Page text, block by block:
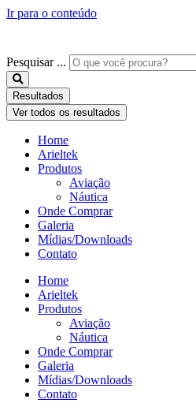
Ir para o conteúdo
Pesquisar ...
Resultados
Ver todos os resultados
Home
Arieltek
Produtos
Aviação
Náutica
Onde Comprar
Galeria
Mídias/Downloads
Contato
Home
Arieltek
Produtos
Aviação
Náutica
Onde Comprar
Galeria
Mídias/Downloads
Contato